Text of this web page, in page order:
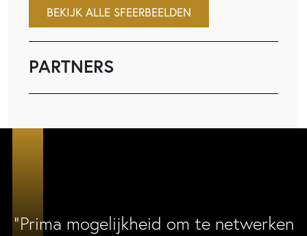
BEKIJK ALLE SFEERBEELDEN
PARTNERS
“Prima mogelijkheid om te netwerken